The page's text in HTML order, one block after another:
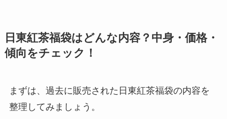
日東紅茶福袋はどんな内容？中身・価格・
傾向をチェック！
まずは、過去に販売された日東紅茶福袋の内容を
整理してみましょう。